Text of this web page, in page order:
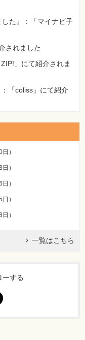
した』：「マイナビ子
されました
」にて紹介されま
「coliss」にて紹介
日 ）
日 ）
日 ）
日 ）
日 ）
一覧はこちら
ーする